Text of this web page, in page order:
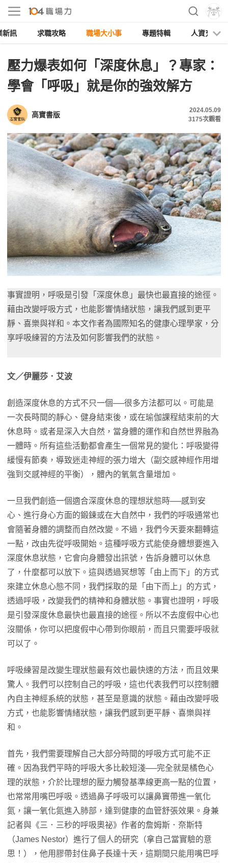
新訊 求職攻略 職場大小事 專題特輯 人資充電
壓力爆表如何「深度休息」？專家：
學會「呼吸」就是你的強效解方
高寶書版
2024.05.09
3175次觀看
事實證明，呼吸是引發「深度休息」最快也最直接的途徑。
藉由改變呼吸方式，也能影響情緒狀態，讓我們感到更平
靜、喜樂與祥和。本文作者為國際知名的健康心理學家，分
享呼吸練習的方法及如何影響我們的狀態。
文／伊麗莎．艾波
創造深度休息的方式不只一個──很多方法都可以。可能是
一次長時間的靜心、健身結束後，或在瑜伽課程結束前的大
休息時。或者是深入大自然，當身體的運作和自然世界融為
一體時。所有這些活動都會產生一個常見的變化：呼吸變得
緩慢有節奏，導致迷走神經的張力增大（副交感神經作用增
強到交感神經的平衡），體內的氧氣含量增加。
一旦我們創造一個適合深度休息的理想狀態時──感到安
心、進行身心方面的鍛鍊或在大自然中，我們的呼吸通常也
會隨著身體的調整而自然改變。不過，我們今天要來翻轉這
一點，改由先從呼吸開始。這種呼吸方式能使身體想要進入
深度休息狀態，它會向身體發出訊號，告訴身體可以休息
了，什麼都可以放下。這與透過冥想等「由上而下」的方式
來建立休息心態不同，我們採取的是「由下而上」的方式，
透過呼吸，改變我們的精神和身體狀態。事實也證明，呼吸
是引發深度休息最快也最直接的途徑。所以不去度假中心也
沒關係，你可以把度假中心帶到你眼前，而且只需要呼吸就
可以了。
呼吸練習是改變生理狀態最有效也最快速的方法，而且效果
驚人。我們可以控制自己的呼吸，這也代表我們可以控制體
內自主神經系統的狀態，甚至是意識的狀態。藉由改變呼吸
方式，也能影響情緒狀態，讓我們感到更平靜、喜樂與祥
和。
首先，我們需要理解自己大部分時間的呼吸方式可能不正
確。因為我們平時的呼吸大多比較短淺──完全就是橘色心
理的狀態，介於比理想的壓力觸發基準線更高一點的位置，
也常常用嘴巴呼吸。透過鼻子呼吸可以讓鼻竇帶進一氧化
氮，讓一氧化氮進入肺部，達到健康的血管舒張效果。身兼
記者與《三．三秒的呼吸奧祕》作者的詹姆斯．奈斯特
（James Nestor）進行了個人的研究（拿自己當實驗的意
思！），他用膠帶封住鼻子長達十天，這期間只能用嘴巴呼